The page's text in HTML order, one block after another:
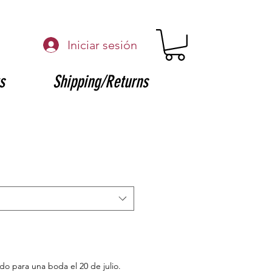
Iniciar sesión
Shipping/Returns
para una boda el 20 de julio.